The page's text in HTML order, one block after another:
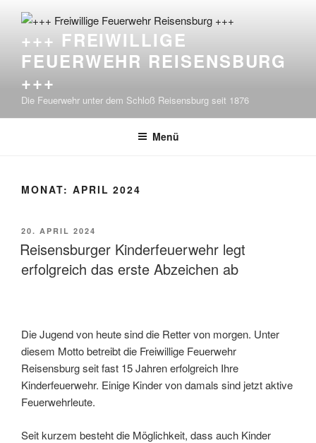
Inhalt
springen+++ FREIWILLIGE
FEUERWEHR REISENSBURG
+++
Die Feuerwehr unter dem Schloß Reisensburg seit 1876
Menü
MONAT: APRIL 2024
VERÖFFENTLICHT
AM
20. APRIL 2024
Reisensburger Kinderfeuerwehr legt
erfolgreich das erste Abzeichen ab
Die Jugend von heute sind die Retter von morgen. Unter
diesem Motto betreibt die Freiwillige Feuerwehr
Reisensburg seit fast 15 Jahren erfolgreich Ihre
Kinderfeuerwehr. Einige Kinder von damals sind jetzt aktive
Feuerwehrleute.
Seit kurzem besteht die Möglichkeit, dass auch Kinder